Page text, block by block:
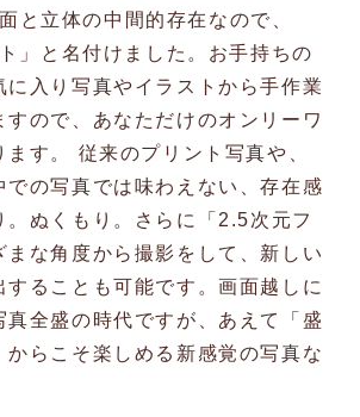
と立体の中間的存在なので、
」と名付けました。お手持ちの
に入り写真やイラストから手作業
すので、あなただけのオンリーワ
ます。 従来のプリント写真や、
での写真では味わえない、存在感
。ぬくもり。さらに「2.5次元フ
まな角度から撮影をして、新しい
することも可能です。画面越しに
真全盛の時代ですが、あえて「盛
からこそ楽しめる新感覚の写真な